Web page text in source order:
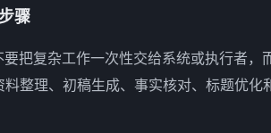
骤
把复杂工作一次性交给系统或执行者，
整理、初稿生成、事实核对、标题优化